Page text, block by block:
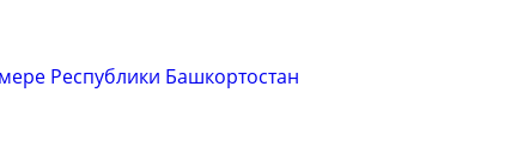
Республики Башкортостан